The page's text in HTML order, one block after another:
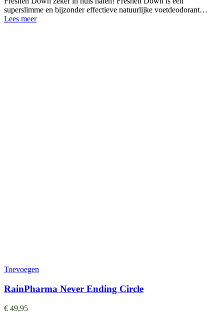
superslimme en bijzonder effectieve natuurlijke voetdeodorant…
Lees meer
Toevoegen
RainPharma Never Ending Circle
€ 49,95